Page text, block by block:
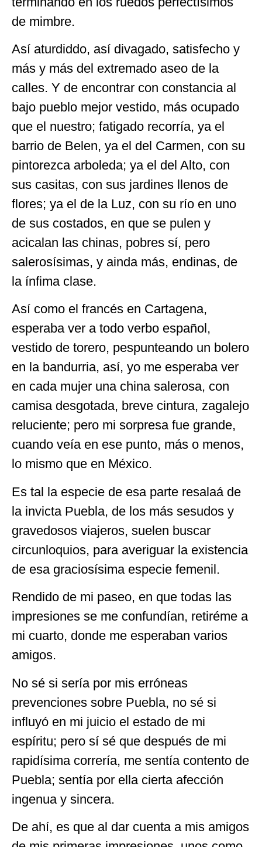
de mimbre.
Así aturdiddo, así divagado, satisfecho y
más y más del extremado aseo de la
calles. Y de encontrar con constancia al
bajo pueblo mejor vestido, más ocupado
que el nuestro; fatigado recorría, ya el
barrio de Belen, ya el del Carmen, con su
pintorezca arboleda; ya el del Alto, con
sus casitas, con sus jardines llenos de
flores; ya el de la Luz, con su río en uno
de sus costados, en que se pulen y
acicalan las chinas, pobres sí, pero
salerosísimas, y ainda más, endinas, de
la ínfima clase.
Así como el francés en Cartagena,
esperaba ver a todo verbo español,
vestido de torero, pespunteando un bolero
en la bandurria, así, yo me esperaba ver
en cada mujer una china salerosa, con
camisa desgotada, breve cintura, zagalejo
reluciente; pero mi sorpresa fue grande,
cuando veía en ese punto, más o menos,
lo mismo que en México.
Es tal la especie de esa parte resalaá de
la invicta Puebla, de los más sesudos y
gravedosos viajeros, suelen buscar
circunloquios, para averiguar la existencia
de esa graciosísima especie femenil.
Rendido de mi paseo, en que todas las
impresiones se me confundían, retiréme a
mi cuarto, donde me esperaban varios
amigos.
No sé si sería por mis erróneas
prevenciones sobre Puebla, no sé si
influyó en mi juicio el estado de mi
espíritu; pero sí sé que después de mi
rapidísima correría, me sentía contento de
Puebla; sentía por ella cierta afección
ingenua y sincera.
De ahí, es que al dar cuenta a mis amigos